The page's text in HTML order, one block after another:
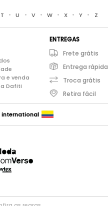
T • U • V • W • X • Y • Z
e venda
Dafiti
ENTREGAS
Frete grátis
Entrega rápida
Troca grátis
Retira fácil
international